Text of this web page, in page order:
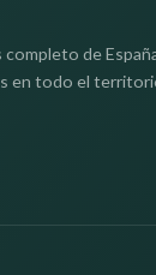
de
en todo el